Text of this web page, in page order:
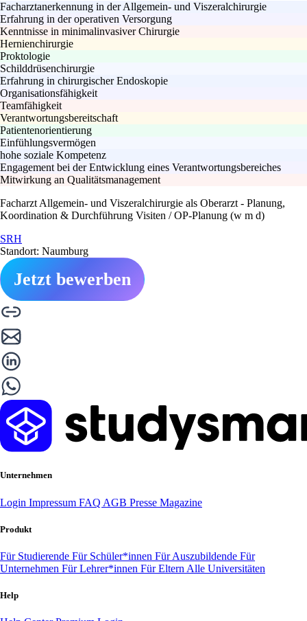
Facharztanerkennung in der Allgemein- und Viszeralchirurgie
Erfahrung in der operativen Versorgung
Kenntnisse in minimalinvasiver Chirurgie
Hernienchirurgie
Proktologie
Schilddrüsenchirurgie
Erfahrung in chirurgischer Endoskopie
Organisationsfähigkeit
Teamfähigkeit
Verantwortungsbereitschaft
Patientenorientierung
Einfühlungsvermögen
hohe soziale Kompetenz
Engagement bei der Entwicklung eines Verantwortungsbereiches
Mitwirkung an Qualitätsmanagement
Facharzt Allgemein- und Viszeralchirurgie als Oberarzt - Planung,
Koordination & Durchführung Visiten / OP-Planung (w m d)
SRH
Standort: Naumburg
Jetzt bewerben
Unternehmen
Login Impressum FAQ AGB Presse Magazine
Produkt
Für Studierende Für Schüler*innen Für Auszubildende Für
Unternehmen Für Lehrer*innen Für Eltern Alle Universitäten
Help